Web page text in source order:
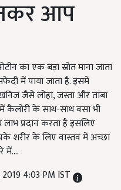
आप
का एक बड़ा स्रोत माना जाता
में पाया जाता है. इसमें
जैसे लोहा, जस्ता और तांबा
कैलोरी के साथ-साथ वसा भी
प्रदान करता है इसलिए
शरीर के लिए वास्तव में अच्छा
में….
4:03 PM IST